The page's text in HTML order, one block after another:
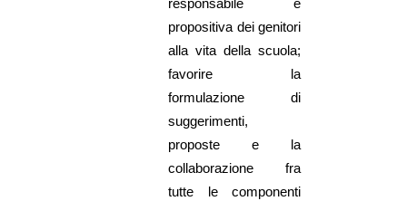
responsabile e
propositiva dei genitori
alla vita della scuola;
favorire la
formulazione di
suggerimenti,
proposte e la
collaborazione fra
tutte le componenti